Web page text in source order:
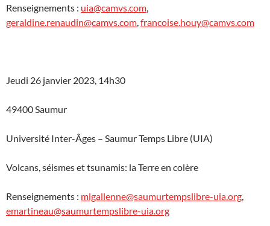
Renseignements : uia@camvs.com,
geraldine.renaudin@camvs.com,francoise.houy@camvs.com
Jeudi 26 janvier 2023, 14h30
49400 Saumur
Université Inter-Âges – Saumur Temps Libre (UIA)
Volcans, séismes et tsunamis: la Terre en colère
Renseignements : mlgallenne@saumurtempslibre-uia.org,
emartineau@saumurtempslibre-uia.org